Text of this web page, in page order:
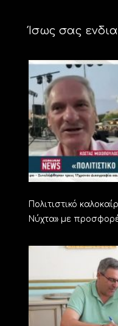
Ίσως σας
Πολιτιστικό
Νύχτα» με